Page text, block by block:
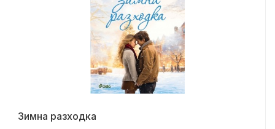
Зимна разходка